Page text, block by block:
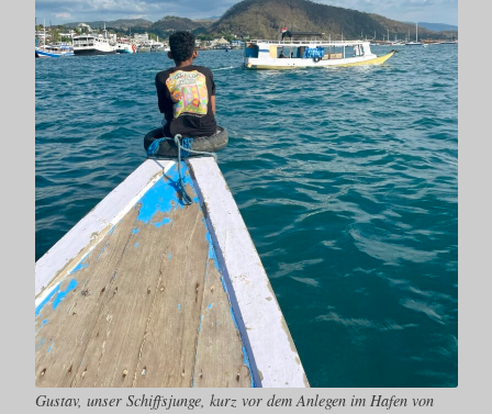
Gustav, unser Schiffsjunge, kurz vor dem Anlegen im Hafen von